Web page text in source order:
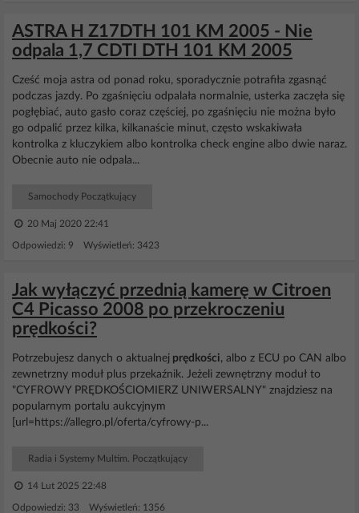
ASTRA H Z17DTH 101 KM 2005 - Nie
odpala 1,7 CDTI DTH 101 KM 2005
Cześć moja astra od ponad roku, sporadycznie potrafiła zgasnąć
podczas jazdy. Po zgaśnięciu odpalała normalnie, usterka zaczęła się
pogłębiać, auto gasło coraz częściej, po zgaśnięciu nie można było
go odpalić przez kilka, kilkanaście minut, często wskakiwała
kontrolka z kluczykiem albo kontrolka check engine albo dwie naraz.
Obecnie auto nie odpala...
Samochody Początkujący
20 Maj 2020 22:41
Odpowiedzi: 9 Wyświetleń: 3423
Jak wyłączyć przednią kamerę w Citroen
C4 Picasso 2008 po przekroczeniu
prędkości?
Potrzebujesz danych o aktualnej prędkości, albo z ECU po CAN albo
zewnetrzny moduł plus przekaźnik. Jeżeli zewnętrzny moduł to
"CYFROWY PRĘDKOŚCIOMIERZ UNIWERSALNY" znajdziesz na
popularnym portalu aukcyjnym
[url=https://allegro.pl/oferta/cyfrowy-p...
Radia i Systemy Multim. Początkujący
14 Lut 2025 22:48
Odpowiedzi: 33 Wyświetleń: 1356